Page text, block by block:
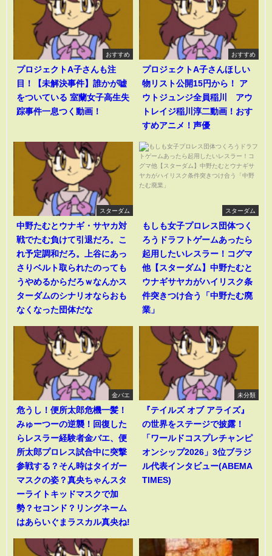
おすすめ
プロジェクトA子さんも注
目！【未解決事件】誰かが嘘
をついている 室蘭女子高生失
踪事件一息つく動画！
おすすめ
プロジェクトA子さんほしい
物リスト公開15円から！ ア
ウトジュンジ全員稲川 アウ
トレイジ稲川淳二動画！おす
すめアニメ！声優
スターダム
中野たむとウナギ・サヤカ対
戦でたむ負けて引退だろ。こ
れ予定調和だろ。上谷にあっ
さりベルト取られたのっても
うやめるからだろｗなんかス
ターダムのシナリオならおも
なくなった団体だな
スターダム
もしも女子プロレス団体つく
ろうドラフトゲームあったら
起用したいレスラー！コグマ
他【スターダム】中野たむと
ウナギサヤカがハイリスク条
件突きつけ合う「中野たむ廃
業」
金バエ
危うし！便所太郎危機一髪！
みゅーつーの逆襲！回復した
らレスラー経験者金バエ、便
所太郎プロレス試合中に突撃
参戦する？そん時はタイガー
マスクの姿？真央ちゃんスタ
ーライトキッドマスクで加
勢？セコンド？リングネーム
はあらいぐまラスカル真央ね!
未分類
『テイルズ オブ アライズ』
の世界をステージで披露！
「ワールドコスプレチャンピ
オンシップ2026」3位ブラジ
ル代表インタビュー(ABEMA
TIMES)